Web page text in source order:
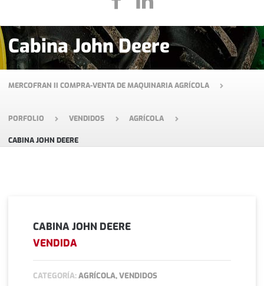
Cabina John Deere
MERCOFRAN II COMPRA-VENTA DE MAQUINARIA AGRÍCOLA
PORFOLIO VENDIDOS AGRÍCOLA
CABINA JOHN DEERE
CABINA JOHN DEERE
VENDIDA
CATEGORÍA:AGRÍCOLA, VENDIDOS